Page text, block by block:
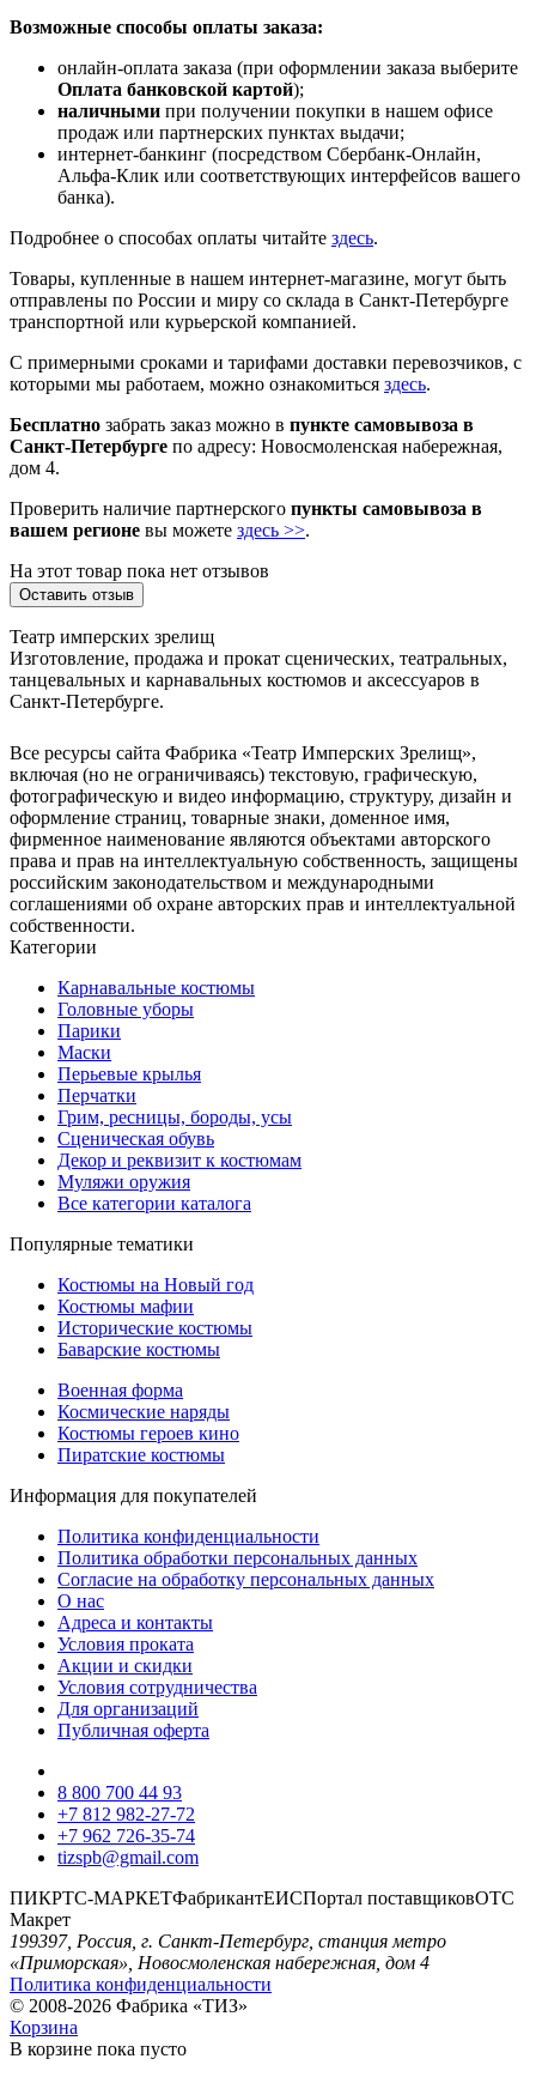
Возможные способы оплаты заказа:
онлайн-оплата заказа (при оформлении заказа выберите
Оплата банковской картой);
наличными при получении покупки в нашем офисе
продаж или партнерских пунктах выдачи;
интернет-банкинг (посредством Сбербанк-Онлайн,
Альфа-Клик или соответствующих интерфейсов вашего
банка).
Подробнее о способах оплаты читайте здесь.
Товары, купленные в нашем интернет-магазине, могут быть
отправлены по России и миру со склада в Санкт-Петербурге
транспортной или курьерской компанией.
С примерными сроками и тарифами доставки перевозчиков, с
которыми мы работаем, можно ознакомиться здесь.
Бесплатно забрать заказ можно в пункте самовывоза в
Санкт-Петербурге по адресу: Новосмоленская набережная,
дом 4.
Проверить наличие партнерского пункты самовывоза в
вашем регионе вы можете здесь >>.
На этот товар пока нет отзывов
Оставить отзыв
Театр имперских зрелищ
Изготовление, продажа и прокат сценических, театральных,
танцевальных и карнавальных костюмов и аксессуаров в
Санкт-Петербурге.
Все ресурсы сайта Фабрика «Театр Имперских Зрелищ»,
включая (но не ограничиваясь) текстовую, графическую,
фотографическую и видео информацию, структуру, дизайн и
оформление страниц, товарные знаки, доменное имя,
фирменное наименование являются объектами авторского
права и прав на интеллектуальную собственность, защищены
российским законодательством и международными
соглашениями об охране авторских прав и интеллектуальной
собственности.
Категории
Карнавальные костюмы
Головные уборы
Парики
Маски
Перьевые крылья
Перчатки
Грим, ресницы, бороды, усы
Сценическая обувь
Декор и реквизит к костюмам
Муляжи оружия
Все категории каталога
Популярные тематики
Костюмы на Новый год
Костюмы мафии
Исторические костюмы
Баварские костюмы
Военная форма
Космические наряды
Костюмы героев кино
Пиратские костюмы
Информация для покупателей
Политика конфиденциальности
Политика обработки персональных данных
Согласие на обработку персональных данных
О нас
Адреса и контакты
Условия проката
Акции и скидки
Условия сотрудничества
Для организаций
Публичная оферта
8 800 700 44 93
+7 812 982-27-72
+7 962 726-35-74
tizspb@gmail.com
ПИКРТС-МАРКЕТФабрикантЕИСПортал поставщиковОТС
Макрет
199397, Россия, г. Санкт-Петербург, станция метро
«Приморская», Новосмоленская набережная, дом 4
Политика конфиденциальности
© 2008-2026 Фабрика «ТИЗ»
Корзина
В корзине пока пусто